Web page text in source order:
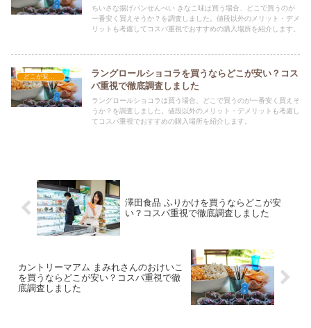
ちいさな揚げパンせんべい きなこ味は買う場合、どこで買うのが
一番安く買えそうか？を調査しました。値段以外のメリット・デメ
リットも考慮してコスパ重視でおすすめの購入場所を紹介します。
ラングロールショコラを買うならどこが安い？コス
パ重視で徹底調査しました
ラングロールショコラは買う場合、どこで買うのが一番安く買えそ
うか？を調査しました。値段以外のメリット・デメリットも考慮し
てコスパ重視でおすすめの購入場所を紹介します。
澤田食品 ふりかけを買うならどこが安
い？コスパ重視で徹底調査しました
カントリーマアム まみれさんのおけいこ
を買うならどこが安い？コスパ重視で徹
底調査しました